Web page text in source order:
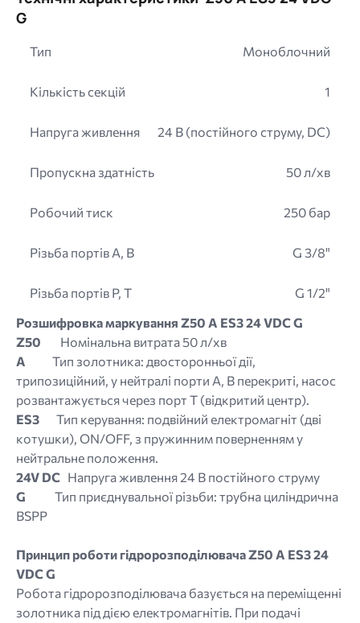
G
Тип Моноблочний
Кількість секцій 1
Напруга живлення 24 В (постійного струму, DC)
Пропускна здатність 50 л/хв
Робочий тиск 250 бар
Різьба портів A, B G 3/8"
Різьба портів P, T
G 1/2"
Розшифровка маркування Z50 A ES3 24 VDC G
Z50
Номінальна витрата 50 л/хв
A Тип золотника: двосторонньої дії,
трипозиційний, у нейтралі порти A, B перекриті, насос
розвантажується через порт T (відкритий центр).
ES3 Тип керування: подвійний електромагніт (дві
котушки), ON/OFF, з пружинним поверненням у
нейтральне положення.
24V DC Напруга живлення 24 В постійного струму
G
Тип приєднувальної різьби: трубна циліндрична
BSPP
Принцип роботи гідророзподілювача Z50 A ES3 24
VDC G
Робота гідророзподілювача базується на переміщенні
золотника під дією електромагнітів. При подачі